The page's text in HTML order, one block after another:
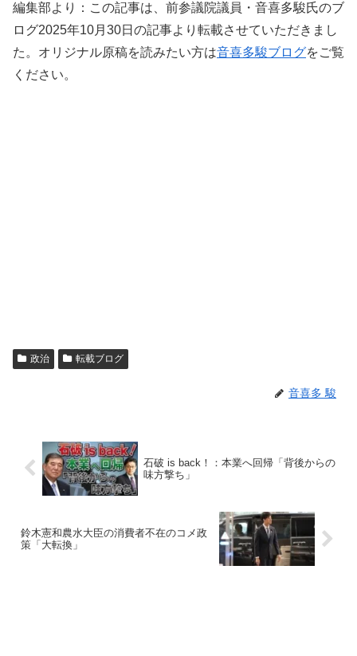
編集部より：この記事は、前参議院議員・音喜多駿氏のブ
ログ2025年10月30日の記事より転載させていただきまし
た。オリジナル原稿を読みたい方は音喜多駿ブログをご覧
ください。
政治 転載ブログ
音喜多 駿
石破 is back！：本業へ回帰「背後からの
味方撃ち」
鈴木憲和農水大臣の消費者不在のコメ政
策「大転換」